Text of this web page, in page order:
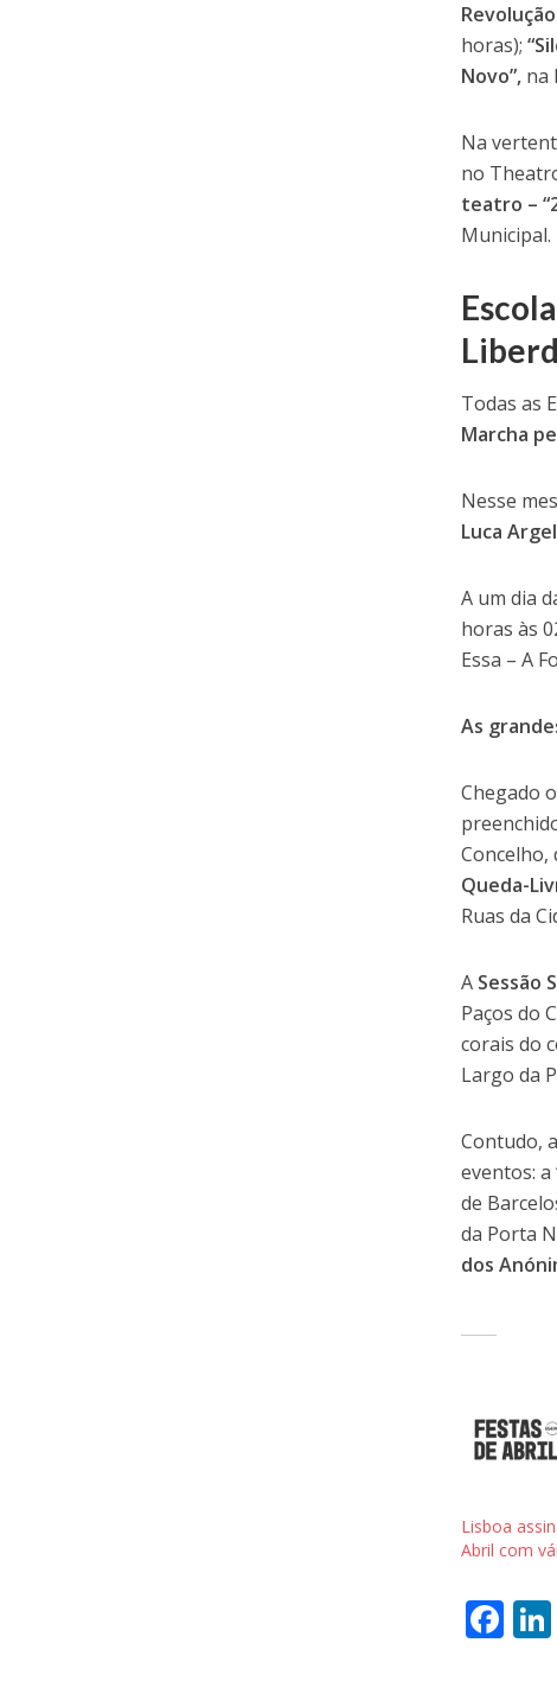
horas);
Novo”, na
Na
no
teatro –
Municipal.
Todas as
Marcha
Nesse
Luca
A um dia
horas às
Essa – A
As
Chegado
Concelho,
Queda-
Ruas da
A Sessão
Paços do
corais do
Largo da
Contudo,
eventos: a
de
da Porta
dos
Lisboa
Abril com
F